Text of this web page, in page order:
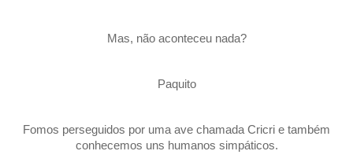
Mas, não aconteceu nada?
Paquito
Fomos perseguidos por uma ave chamada Cricri e também
conhecemos uns humanos simpáticos.